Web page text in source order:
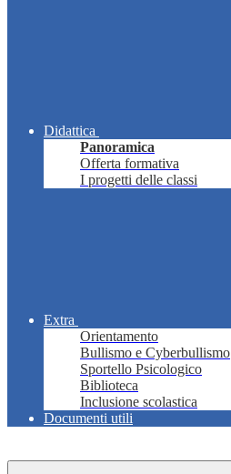
Didattica
Panoramica
Offerta formativa
I progetti delle classi
Extra
Orientamento
Bullismo e Cyberbullismo
Sportello Psicologico
Biblioteca
Inclusione scolastica
Documenti utili